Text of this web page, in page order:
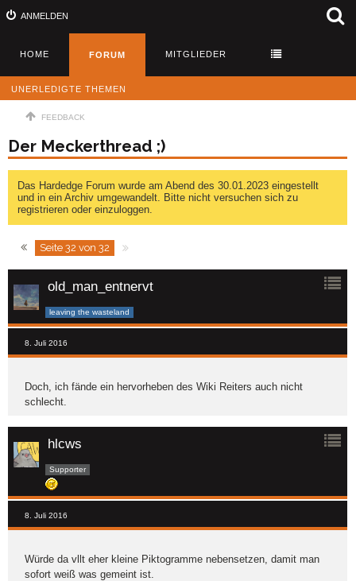
ANMELDEN
HOME FORUM MITGLIEDER
UNERLEDIGTE THEMEN
FEEDBACK
Der Meckerthread ;)
Das Hardedge Forum wurde am Abend des 30.01.2023 eingestellt
und in ein Archiv umgewandelt. Bitte nicht versuchen sich zu
registrieren oder einzuloggen.
Seite 32 von 32
old_man_entnervt
leaving the wasteland
8. Juli 2016
Doch, ich fände ein hervorheben des Wiki Reiters auch nicht
schlecht.
hlcws
Supporter
8. Juli 2016
Würde da vllt eher kleine Piktogramme nebensetzen, damit man
sofort weiß was gemeint ist.